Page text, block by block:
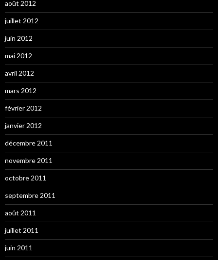
août 2012
juillet 2012
juin 2012
mai 2012
avril 2012
mars 2012
février 2012
janvier 2012
décembre 2011
novembre 2011
octobre 2011
septembre 2011
août 2011
juillet 2011
juin 2011